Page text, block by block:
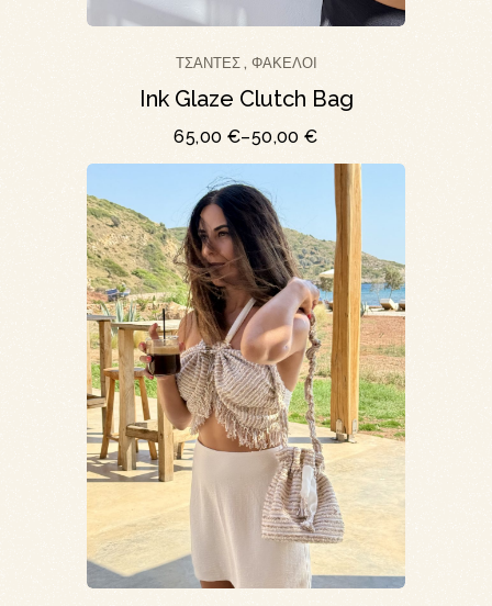
ΤΣΆΝΤΕΣ, ΦΆΚΕΛΟΙ
Ink Glaze Clutch Bag
50,00€
–
65,00 €